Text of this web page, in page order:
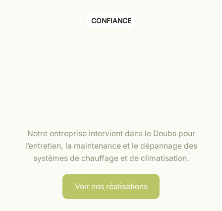
CONFIANCE
Notre entreprise intervient dans le Doubs pour
l’entretien, la maintenance et le dépannage des
systèmes de chauffage et de climatisation.
Voir nos réalisations